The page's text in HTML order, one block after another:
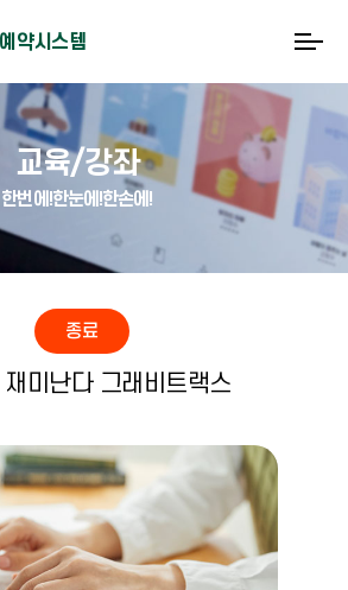
약시스템
교육/강좌
한번에!한눈에!한손에!
종료
미난다 그래비트랙스